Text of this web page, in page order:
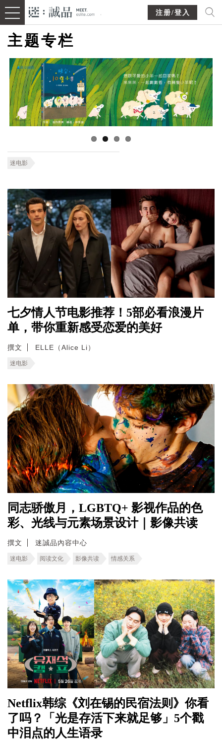
注册/登入
主题专栏
迷电影
七夕情人节电影推荐！5部必看浪漫片
单，带你重新感受恋爱的美好
撰文 ELLE（Alice Li）
迷电影
同志骄傲月，LGBTQ+ 影视作品的色
彩、光线与元素场景设计｜影像共读
撰文 迷誠品內容中心
迷电影 阅读文化 影像共读 情感关系
Netflix韩综《刘在锡的民宿法则》你看
了吗？「光是存活下来就足够」5个戳
中泪点的人生语录